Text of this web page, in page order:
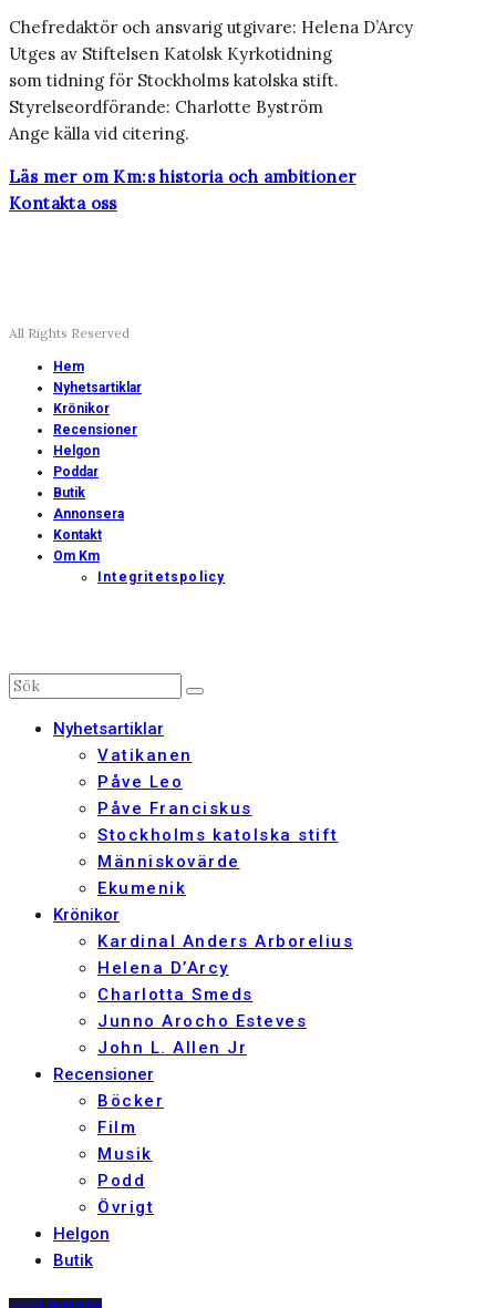
Chefredaktör och ansvarig utgivare: Helena D’Arcy
Utges av Stiftelsen Katolsk Kyrkotidning
som tidning för Stockholms katolska stift.
Styrelseordförande: Charlotte Byström
Ange källa vid citering.
Läs mer om Km:s historia och ambitioner
Kontakta oss
All Rights Reserved
Hem
Nyhetsartiklar
Krönikor
Recensioner
Helgon
Poddar
Butik
Annonsera
Kontakt
Om Km
Integritetspolicy
Nyhetsartiklar
Vatikanen
Påve Leo
Påve Franciskus
Stockholms katolska stift
Människovärde
Ekumenik
Krönikor
Kardinal Anders Arborelius
Helena D’Arcy
Charlotta Smeds
Junno Arocho Esteves
John L. Allen Jr
Recensioner
Böcker
Film
Musik
Podd
Övrigt
Helgon
Butik